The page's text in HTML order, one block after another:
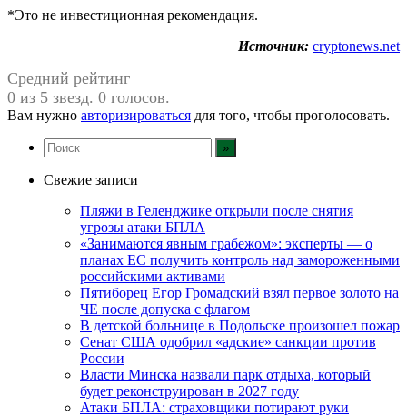
*Это не инвестиционная рекомендация.
Источник: cryptonews.net
Средний рейтинг
0 из 5 звезд. 0 голосов.
Вам нужно авторизироваться для того, чтобы проголосовать.
Свежие записи
Пляжи в Геленджике открыли после снятия
угрозы атаки БПЛА
«Занимаются явным грабежом»: эксперты — о
планах ЕС получить контроль над замороженными
российскими активами
Пятиборец Егор Громадский взял первое золото на
ЧЕ после допуска с флагом
В детской больнице в Подольске произошел пожар
Сенат США одобрил «адские» санкции против
России
Власти Минска назвали парк отдыха, который
будет реконструирован в 2027 году
Атаки БПЛА: страховщики потирают руки